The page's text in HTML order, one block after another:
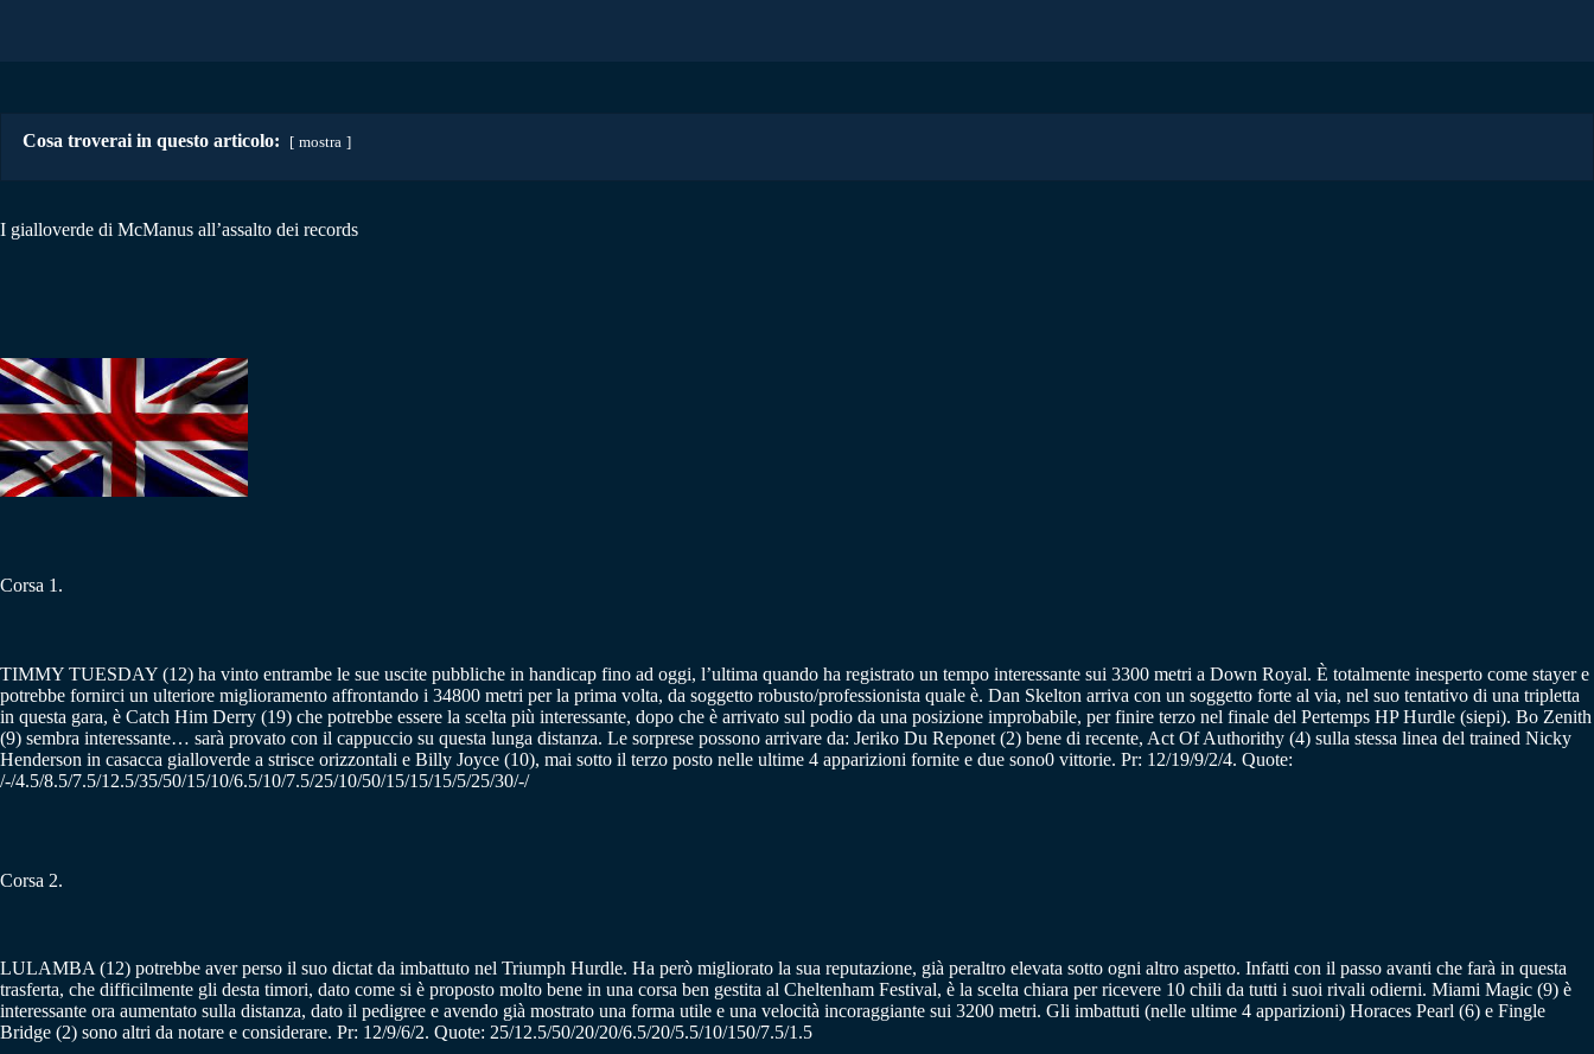
Cosa troverai in questo articolo: mostra
I gialloverde di McManus all’assalto dei records
Corsa 1.
TIMMY TUESDAY (12) ha vinto entrambe le sue uscite pubbliche in handicap fino ad oggi, l’ultima quando ha registrato un tempo interessante sui 3300 metri a Down Royal. È totalmente inesperto come stayer e
potrebbe fornirci un ulteriore miglioramento affrontando i 34800 metri per la prima volta, da soggetto robusto/professionista quale è. Dan Skelton arriva con un soggetto forte al via, nel suo tentativo di una tripletta
in questa gara, è Catch Him Derry (19) che potrebbe essere la scelta più interessante, dopo che è arrivato sul podio da una posizione improbabile, per finire terzo nel finale del Pertemps HP Hurdle (siepi). Bo Zenith
(9) sembra interessante… sarà provato con il cappuccio su questa lunga distanza. Le sorprese possono arrivare da: Jeriko Du Reponet (2) bene di recente, Act Of Authorithy (4) sulla stessa linea del trained Nicky
Henderson in casacca gialloverde a strisce orizzontali e Billy Joyce (10), mai sotto il terzo posto nelle ultime 4 apparizioni fornite e due sono0 vittorie. Pr: 12/19/9/2/4. Quote:
/-/4.5/8.5/7.5/12.5/35/50/15/10/6.5/10/7.5/25/10/50/15/15/15/5/25/30/-/
Corsa 2.
LULAMBA (12) potrebbe aver perso il suo dictat da imbattuto nel Triumph Hurdle. Ha però migliorato la sua reputazione, già peraltro elevata sotto ogni altro aspetto. Infatti con il passo avanti che farà in questa
trasferta, che difficilmente gli desta timori, dato come si è proposto molto bene in una corsa ben gestita al Cheltenham Festival, è la scelta chiara per ricevere 10 chili da tutti i suoi rivali odierni. Miami Magic (9) è
interessante ora aumentato sulla distanza, dato il pedigree e avendo già mostrato una forma utile e una velocità incoraggiante sui 3200 metri. Gli imbattuti (nelle ultime 4 apparizioni) Horaces Pearl (6) e Fingle
Bridge (2) sono altri da notare e considerare. Pr: 12/9/6/2. Quote: 25/12.5/50/20/20/6.5/20/5.5/10/150/7.5/1.5